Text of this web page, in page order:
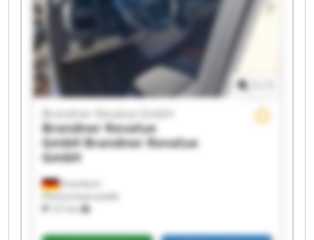
Revalue GmbH Brandner Revalue GmbH
Eisenbach
(Hochschwarzwald)
Brandner Revalue GmbH
Brandner Revalue
GmbHBrandner Revalue
GmbH